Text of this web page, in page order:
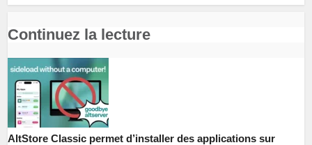
Continuez la lecture
AltStore Classic permet d’installer des applications sur